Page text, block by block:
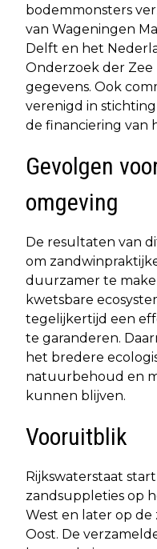
bodemmonsters
van Wageningen
Delft en het
Onderzoek der Zee
gegevens. Ook
verenigd in
de financiering van
Gevolgen
omgeving
De resultaten van
om
duurzamer te
kwetsbare
tegelijkertijd een
te garanderen.
het bredere
natuurbehoud en
kunnen blijven.
Vooruitblik
Rijkswaterstaat
zandsuppleties op
West en later op
Oost. De